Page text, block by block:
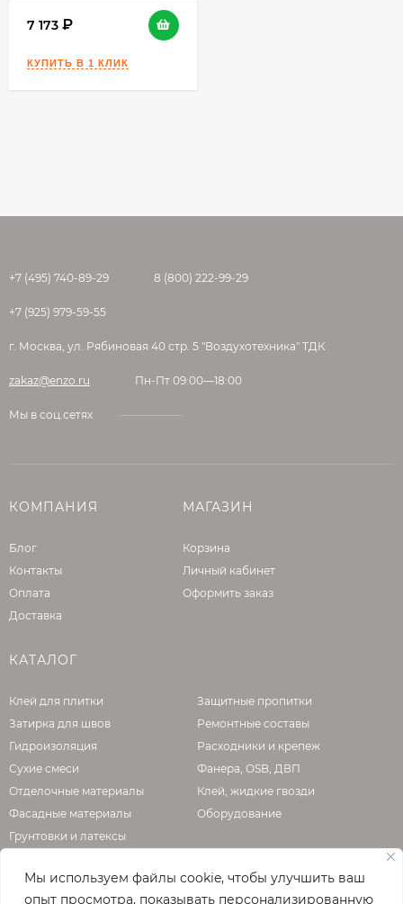
Мы используем файлы cookie, чтобы улучшить ваш
опыт просмотра, показывать персонализированную
7 173
+7 (495) 740-89-29 8 (800) 222-99-29
+7 (925) 979-59-55
г. Москва, ул. Рябиновая 40 стр. 5 "Воздухотехника" ТДК
zakaz@enzo.ru Пн-Пт 09:00—18:00
Мы в соц.сетях
КОМПАНИЯ
Блог
Контакты
Оплата
Доставка
МАГАЗИН
Корзина
Личный кабинет
Оформить заказ
КАТАЛОГ
Клей для плитки
Затирка для швов
Гидроизоляция
Сухие смеси
Отделочные материалы
Фасадные материалы
Грунтовки и латексы
Защитные пропитки
Ремонтные составы
Расходники и крепеж
Фанера, OSB, ДВП
Клей, жидкие гвозди
Оборудование